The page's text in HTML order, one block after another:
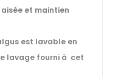
et maintien
est lavable en
lavage fourni à cet